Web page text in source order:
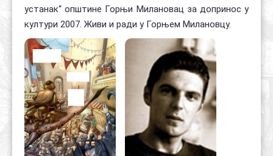
устанак“ општине Горњи Милановац за допринос у
култури 2007. Живи и ради у Горњем Милановцу.